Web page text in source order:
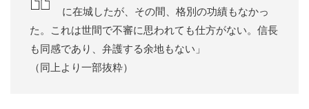
に在城したが、その間、格別の功績もなかっ
た。これは世間で不審に思われても仕方がない。信長
も同感であり、弁護する余地もない」
（同上より一部抜粋）